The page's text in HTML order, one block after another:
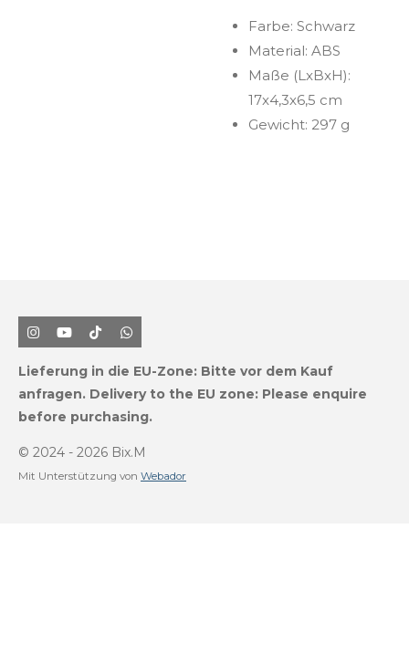
Farbe: Schwarz
Material: ABS
Maße (LxBxH):
17x4,3x6,5 cm
Gewicht: 297 g
I
n
t
a
r
m
Y
o
T
u
e
T
i
k
T
o
W
h
t
s
p
Lieferung in die EU-Zone: Bitte vor dem Kauf
anfragen. Delivery to the EU zone: Please enquire
before purchasing.
© 2024 - 2026 Bix.M
Mit Unterstützung von Webador